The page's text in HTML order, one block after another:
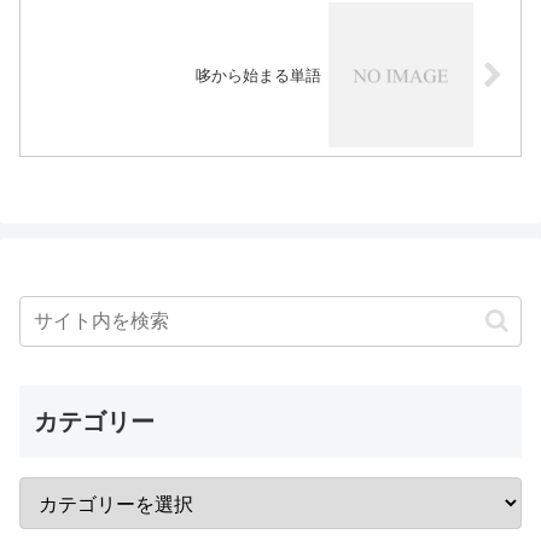
哆から始まる単語
カテゴリー